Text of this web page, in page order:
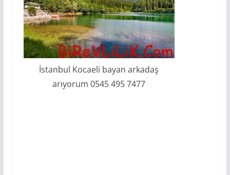
İstanbul Kocaeli bayan arkadaş
arıyorum 0545 495 7477